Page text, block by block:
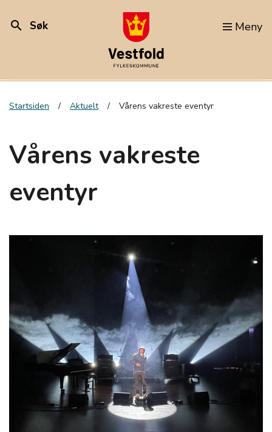
search Søk Meny
Startsiden Aktuelt Vårens vakreste eventyr
Vårens vakreste
eventyr